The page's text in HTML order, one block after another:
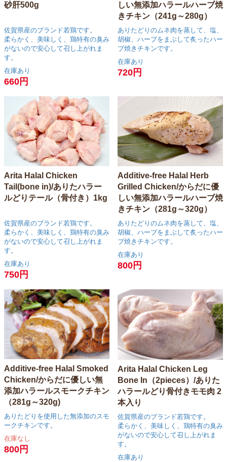
砂肝500g
佐賀県産のブランド若鶏です。
柔らかく、美味しく、鶏特有の臭み
がないので安心して召し上がれま
す。
在庫あり
660円
しい無添加ハラールハーブ焼
きチキン（241g～280g）
ありたどりのムネ肉を蒸して、塩、
胡椒、ハーブをまぶして炙ったハー
ブ焼きチキンです。
在庫あり
720円
Arita Halal Chicken
Tail(bone in)/ありたハラー
ルどりテール（骨付き）1kg
佐賀県産のブランド若鶏です。
柔らかく、美味しく、鶏特有の臭み
がないので安心して召し上がれま
す。
在庫あり
750円
Additive-free Halal Herb
Grilled Chicken/からだに優
しい無添加ハラールハーブ焼
きチキン（281g～320g）
ありたどりのムネ肉を蒸して、塩、
胡椒、ハーブをまぶして炙ったハー
ブ焼きチキンです。
在庫あり
800円
Additive-free Halal Smoked
Chicken/からだに優しい無
添加ハラールスモークチキン
（281g～320g)
ありたどりを使用した無添加のスモ
ークチキンです。
在庫なし
800円
Arita Halal Chicken Leg
Bone In（2pieces）/ありた
ハラールどり骨付きモモ肉 2
本入り
佐賀県産のブランド若鶏です。
柔らかく、美味しく、鶏特有の臭み
がないので安心して召し上がれま
す。
在庫あり